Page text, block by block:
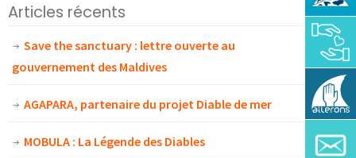
Articles récents
Save the sanctuary : lettre ouverte au
gouvernement des Maldives
AGAPARA, partenaire du projet Diable de mer
MOBULA : La Légende des Diables